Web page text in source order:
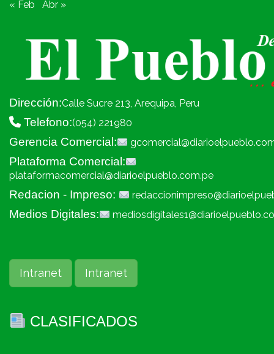
« Feb Abr »
Dirección:Calle Sucre 213, Arequipa, Peru
Telefono:(054) 221980
Gerencia Comercial:
Plataforma Comercial:
plataformacomercial@diarioelpueblo.com.pe
Redacion - Impreso:
Medios Digitales:
Intranet Intranet
CLASIFICADOS